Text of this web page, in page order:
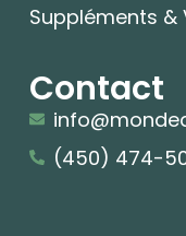
Suppléments &
Contact
(450) 474-